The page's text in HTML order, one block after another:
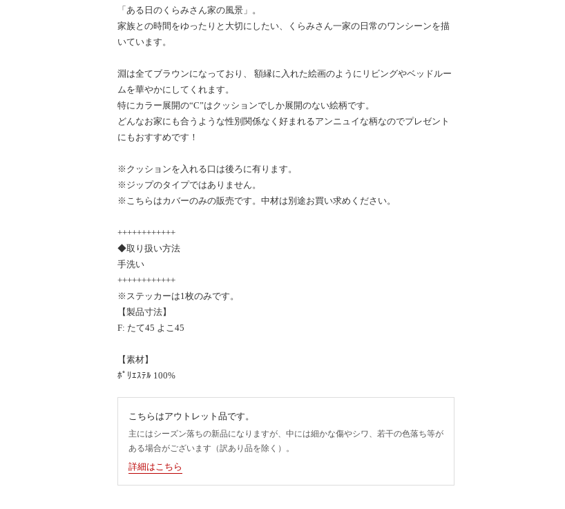
「ある日のくらみさん家の風景」。
家族との時間をゆったりと大切にしたい、くらみさん一家の日常のワンシーンを描
いています。
淵は全てブラウンになっており、 額縁に入れた絵画のようにリビングやベッドルー
ムを華やかにしてくれます。
特にカラー展開の“C”はクッションでしか展開のない絵柄です。
どんなお家にも合うような性別関係なく好まれるアンニュイな柄なのでプレゼント
にもおすすめです！
※クッションを入れる口は後ろに有ります。
※ジップのタイプではありません。
※こちらはカバーのみの販売です。中材は別途お買い求めください。
++++++++++++
◆取り扱い方法
手洗い
++++++++++++
※ステッカーは1枚のみです。
【製品寸法】
F: たて45 よこ45
【素材】
ﾎﾟﾘｴｽﾃﾙ 100%
こちらはアウトレット品です。
主にはシーズン落ちの新品になりますが、中には細かな傷やシワ、若干の色落ち等が
ある場合がございます（訳あり品を除く）。
詳細はこちら